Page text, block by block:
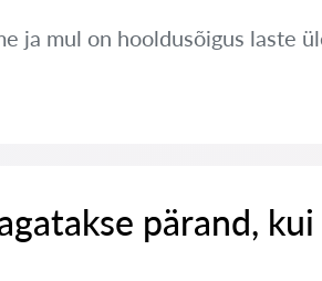
ja mul on hooldusõigus laste
pärand,